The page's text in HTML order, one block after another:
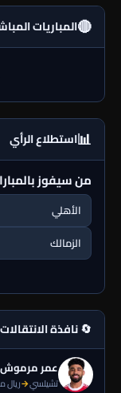
🔴المباريات
📊استطلاع الرأي
من سيفوز
الأهلي
الزمالك
🔄 نافذة الانتقالات
عمر مرموش
تشيلسي→ريال